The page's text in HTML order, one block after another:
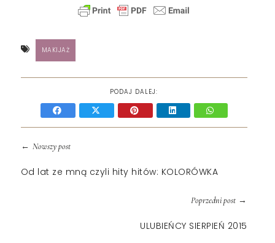
MAKIJAŻ
PODAJ DALEJ:
← Nowszy post
Od lat ze mną czyli hity hitów: KOLORÓWKA
Poprzedni post→
ULUBIEŃCY SIERPIEŃ 2015